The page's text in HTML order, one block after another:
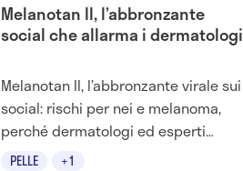
PELLE +1
Melanotan II, l’abbronzante
social che allarma i dermatologi
Melanotan II, l’abbronzante virale sui
social: rischi per nei e melanoma,
perché dermatologi ed esperti
invitano alla prudenza sul suo